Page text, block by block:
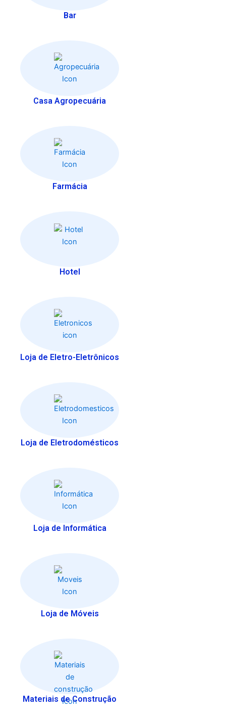
Bar
Casa Agropecuária
Farmácia
Hotel
Loja de Eletro-Eletrônicos
Loja de Eletrodomésticos
Loja de Informática
Loja de Móveis
Materiais de Construção